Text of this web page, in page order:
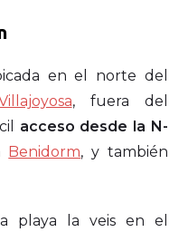
en el norte del
, fuera del
acceso desde la N-
Benidorm, y también
playa la veis en el